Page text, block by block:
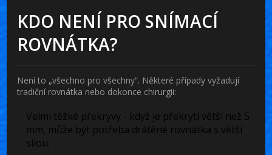
KDO NENÍ PRO SNÍMACÍ
ROVNÁTKA?
Není to „všechno pro všechny“. Některé případy vyžadují
tradiční rovnátka nebo dokonce chirurgii:
Velmi těžké překryvy - když je překrytí větší než 5
mm, může být potřeba drátěné rovnátka s větší
silou.